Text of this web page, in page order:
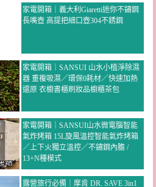
家電開箱｜義大利Giaretti迷你不鏽鋼
長嘴壺 高提把細口壺304不銹鋼
家電開箱｜SANSUI 山水小植淨除濕
器 重複吸濕／環保0耗材／快速加熱
還原 衣櫥書櫃刷妝品櫥櫃茶包
家電開箱｜SANSUI山水微電腦智能
氣炸烤箱 15L旋風溫控智能氣炸烤箱
／上下火獨立溫控／不鏽鋼內膽 /
13+N種模式
露營旅行必備｜摩肯 DR. SAVE 3in1